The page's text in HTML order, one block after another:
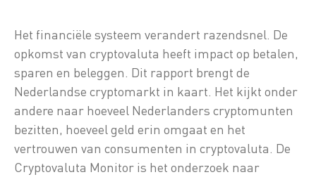
Het financiële systeem verandert razendsnel. De
opkomst van cryptovaluta heeft impact op betalen,
sparen en beleggen. Dit rapport brengt de
Nederlandse cryptomarkt in kaart. Het kijkt onder
andere naar hoeveel Nederlanders cryptomunten
bezitten, hoeveel geld erin omgaat en het
vertrouwen van consumenten in cryptovaluta. De
Cryptovaluta Monitor is het onderzoek naar